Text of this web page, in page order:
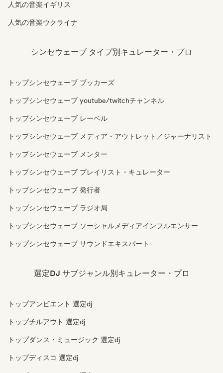
人気の音楽イギリス
人気の音楽ウクライナ
シンセウェーブ タイプ別キュレーター・プロ
トップシンセウェーブ ブッカーズ
トップシンセウェーブ youtube/twitchチャンネル
トップシンセウェーブ レーベル
トップシンセウェーブ メディア・アウトレット／ジャーナリスト
トップシンセウェーブ メンター
トップシンセウェーブ プレイリスト・キュレーター
トップシンセウェーブ 発行者
トップシンセウェーブ ラジオ局
トップシンセウェーブ ソーシャルメディアインフルエンサー
トップシンセウェーブ サウンドエキスパート
選定DJ サブジャンル別キュレーター・プロ
トップアンビエント 選定dj
トップチルアウト 選定dj
トップダンス・ミュージック 選定dj
トップディスコ 選定dj